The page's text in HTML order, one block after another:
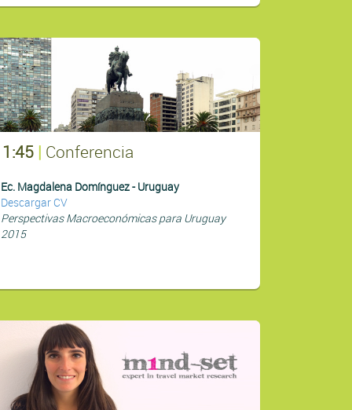
| Conferencia
Ec. Magdalena Domínguez - Uruguay
Descargar CV
Perspectivas Macroeconómicas para Uruguay
2015